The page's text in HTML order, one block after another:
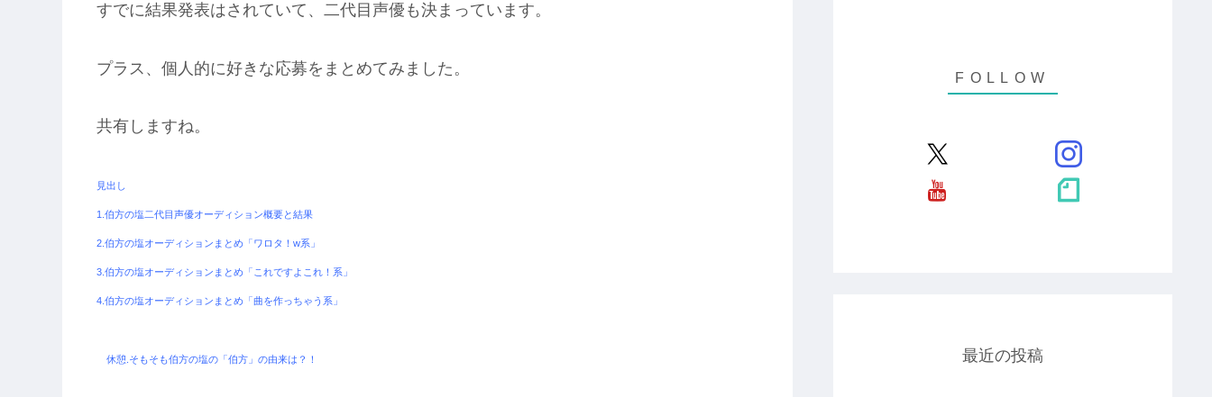
すでに結果発表はされていて、二代目声優も決まっています。
プラス、個人的に好きな応募をまとめてみました。
共有しますね。
見出し
1.伯方の塩二代目声優オーディション概要と結果
2.伯方の塩オーディションまとめ「ワロタ！w系」
3.伯方の塩オーディションまとめ「これですよこれ！系」
4.伯方の塩オーディションまとめ「曲を作っちゃう系」
休憩.そもそも伯方の塩の「伯方」の由来は？！ 最近の投稿